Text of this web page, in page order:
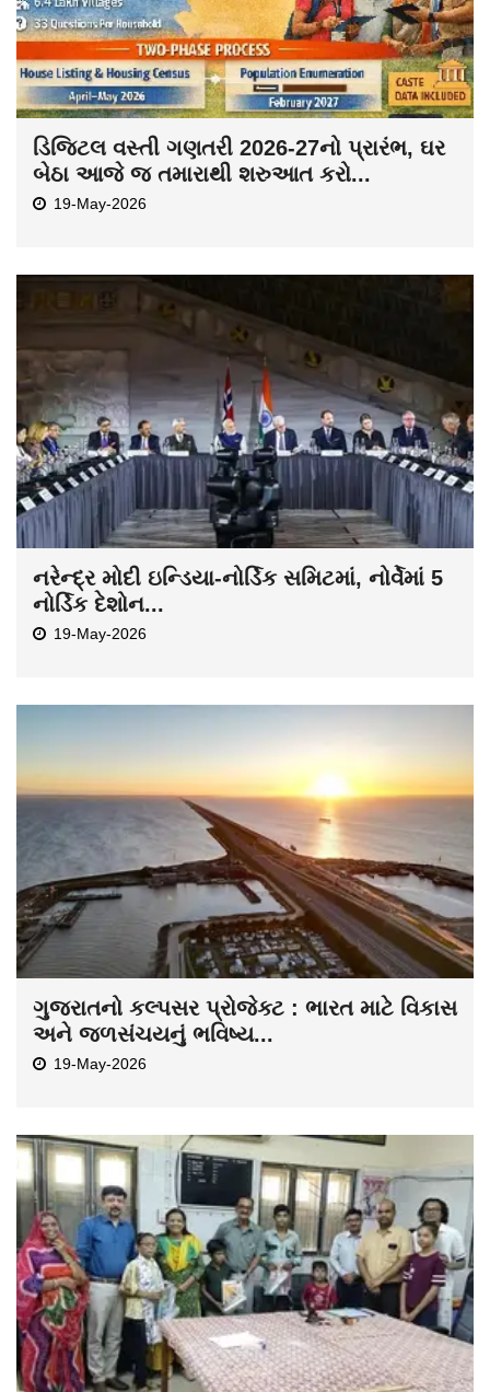
ડિજિટલ વસ્તી ગણતરી 2026-27નો પ્રારંભ, ઘર
બેઠા આજે જ તમારાથી શરુઆત કરો...
19-May-2026
નરેન્દ્ર મોદી ઇન્ડિયા-નોર્ડિક સમિટમાં, નોર્વેમાં 5
નોર્ડિક દેશોન...
19-May-2026
ગુજરાતનો કલ્પસર પ્રોજેક્ટ : ભારત માટે વિકાસ
અને જળસંચયનું ભવિષ્ય...
19-May-2026